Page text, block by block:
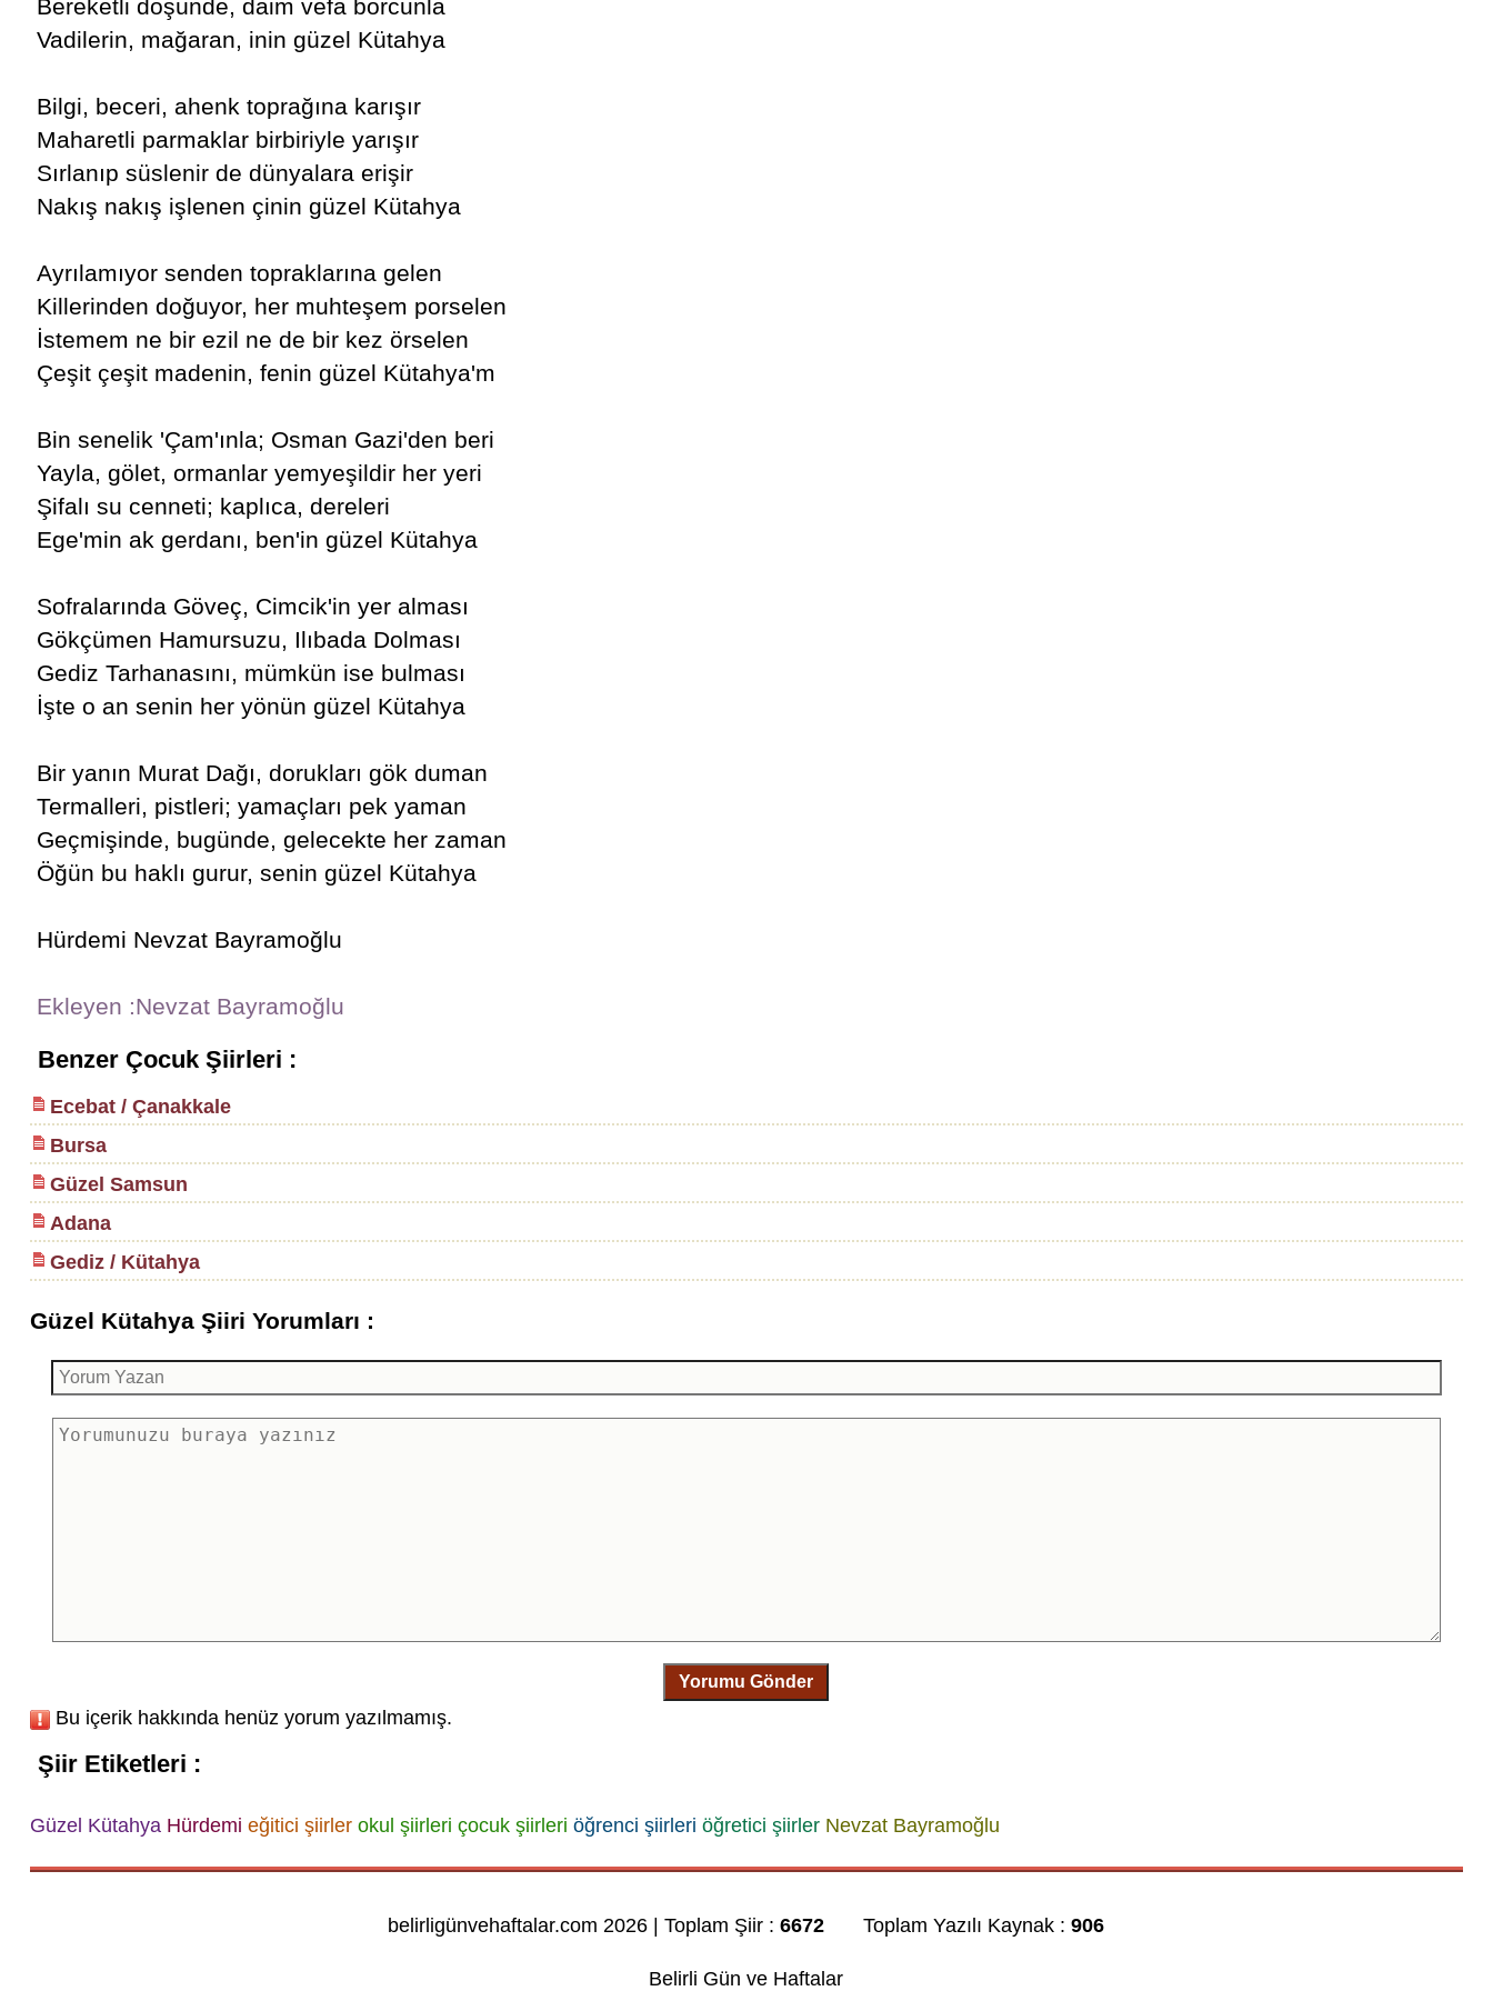
Bereketli döşünde, daim vefa borcunla
Vadilerin, mağaran, inin güzel Kütahya
Bilgi, beceri, ahenk toprağına karışır
Maharetli parmaklar birbiriyle yarışır
Sırlanıp süslenir de dünyalara erişir
Nakış nakış işlenen çinin güzel Kütahya
Ayrılamıyor senden topraklarına gelen
Killerinden doğuyor, her muhteşem porselen
İstemem ne bir ezil ne de bir kez örselen
Çeşit çeşit madenin, fenin güzel Kütahya'm
Bin senelik 'Çam'ınla; Osman Gazi'den beri
Yayla, gölet, ormanlar yemyeşildir her yeri
Şifalı su cenneti; kaplıca, dereleri
Ege'min ak gerdanı, ben'in güzel Kütahya
Sofralarında Göveç, Cimcik'in yer alması
Gökçümen Hamursuzu, Ilıbada Dolması
Gediz Tarhanasını, mümkün ise bulması
İşte o an senin her yönün güzel Kütahya
Bir yanın Murat Dağı, dorukları gök duman
Termalleri, pistleri; yamaçları pek yaman
Geçmişinde, bugünde, gelecekte her zaman
Öğün bu haklı gurur, senin güzel Kütahya
Hürdemi Nevzat Bayramoğlu
Ekleyen :Nevzat Bayramoğlu
Benzer Çocuk Şiirleri :
Ecebat / Çanakkale
Bursa
Güzel Samsun
Adana
Gediz / Kütahya
Güzel Kütahya Şiiri Yorumları :
Yorumu Gönder
Bu içerik hakkında henüz yorum yazılmamış.
Şiir Etiketleri :
Güzel Kütahya Hürdemi eğitici şiirler okul şiirleri çocuk şiirleri öğrenci şiirleri öğretici şiirler Nevzat Bayramoğlu
belirligünvehaftalar.com 2026 | Toplam Şiir :6672 Toplam Yazılı Kaynak :906
Belirli Gün ve Haftalar